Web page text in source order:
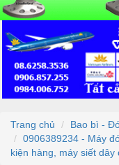
Trang chủ
Bao bì -
0906389234 - Máy
kiện hàng, máy siết dây